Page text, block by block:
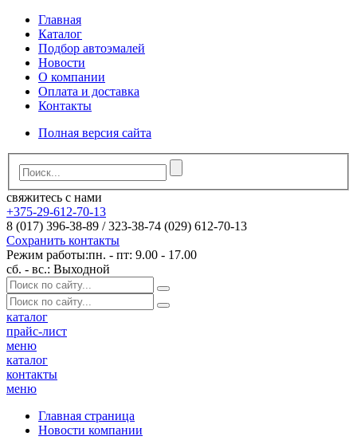
Главная
Каталог
Подбор автоэмалей
Новости
О компании
Оплата и доставка
Контакты
Полная версия сайта
свяжитесь с нами
+375-29-612-70-13
8 (017) 396-38-89 / 323-38-74 (029) 612-70-13
Сохранить контакты
Режим работы:пн. - пт: 9.00 - 17.00
сб. - вс.: Выходной
каталог
прайс-лист
меню
каталог
контакты
меню
Главная страница
Новости компании